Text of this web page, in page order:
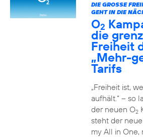
DIE GROSSE
EHT IN DIE
O2
die
Freiheit
„Mehr-
Tarifs
„Freiheit ist,
aufhält.“ – so
der neuen O2
steht der
my All in One,